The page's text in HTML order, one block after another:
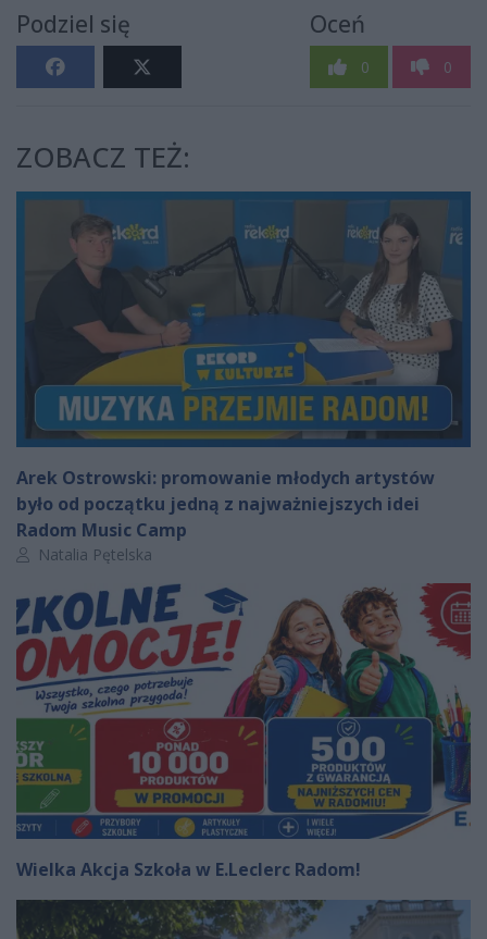
Podziel się Oceń
0 0
ZOBACZ TEŻ:
Arek Ostrowski: promowanie młodych artystów
było od początku jedną z najważniejszych idei
Radom Music Camp
Autor artykułu:
Natalia Pętelska
Wielka Akcja Szkoła w E.Leclerc Radom!